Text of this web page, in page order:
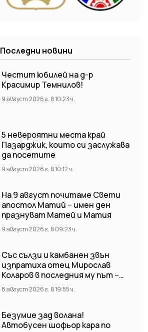
Последни новини
Честит юбилей на д-р
Красимир Темнилов!
9 август 2026 г. в 10:23 ч.
5 невероятни места край
Пазарджик, които си заслужава
да посетите
9 август 2026 г. в 10:12 ч.
На 9 август почитаме Свети
апостол Матий – имен ден
празнуват Матей и Матия
9 август 2026 г. в 09:23 ч.
Със сълзи и камбанен звън
изпратиха отец Мирослав
Коларов в последния му път –
Пловдивският митрополит
Николай отслужи опелото
8 август 2026 г. в 19:55 ч.
Безумие зад волана!
Автобусен шофьор кара по